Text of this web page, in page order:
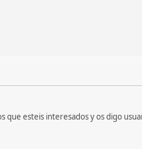
esteis interesados y os digo